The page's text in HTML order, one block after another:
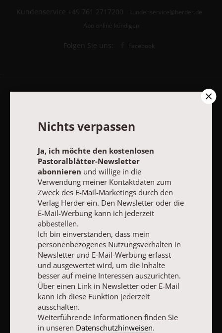
Kundenservice +49 761 2717200
kundenservice@herder.de
Abo online kündigen
Folgen Sie uns: Facebook
Ja, ich möchte den kostenlosen Pastoralblätter-Newsletter
zum Zweck des E-Mail-Marketings durch den Verlag Herder ein.
Den Newsletter oder die E-Mail-Werbung kann ich jederzeit
abbestellen.
Ich bin einverstanden, dass mein personenbezogenes
Nutzungsverhalten in Newsletter und E-Mail-Werbung erfasst
und ausgewertet wird, um die Inhalte besser auf meine
Interessen auszurichten. Über einen Link in Newsletter oder E-
Mail kann ich diese Funktion jederzeit ausschalten.
Weiterführende Informationen finden Sie in unseren
Datenschutzhinweisen.
JETZT ANMELDEN
Nichts verpassen
Ja, ich möchte den kostenlosen
Pastoralblätter-Newsletter
abonnieren und willige in die
Verwendung meiner Kontaktdaten zum
Zweck des E-Mail-Marketings durch den
Verlag Herder ein. Den Newsletter oder die
E-Mail-Werbung kann ich jederzeit
abbestellen.
Ich bin einverstanden, dass mein
personenbezogenes Nutzungsverhalten in
Newsletter und E-Mail-Werbung erfasst
und ausgewertet wird, um die Inhalte
besser auf meine Interessen auszurichten.
Über einen Link in Newsletter oder E-Mail
kann ich diese Funktion jederzeit
ausschalten.
Weiterführende Informationen finden Sie
in unseren Datenschutzhinweisen.